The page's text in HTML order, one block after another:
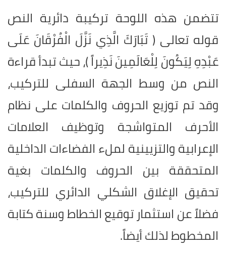
تتضمن هذه اللوحة تركيبة دائرية النص
قوله تعالى ( تَبَارَكَ الَّذِي نَزَّلَ الْفُرْقَانَ عَلَى
عَبْدِهِ لِيَكُونَ لِلْعَالَمِينَ نَذِيراً )، حيث تبدأ قراءة
النص من وسط الجهة السفلى للتركيب،
وقد تم توزيع الحروف والكلمات على نظام
الأحرف المتواشجة وتوظيف العلامات
الإعرابية والتزيينية لملء الفضاءات الداخلية
المتحققة بين الحروف والكلمات بغية
تحقيق الإغلاق الشكلي الدائري للتركيب،
فضلاً عن استثمار توقيع الخطاط وسنة كتابة
المخطوط لذلك أيضاً.